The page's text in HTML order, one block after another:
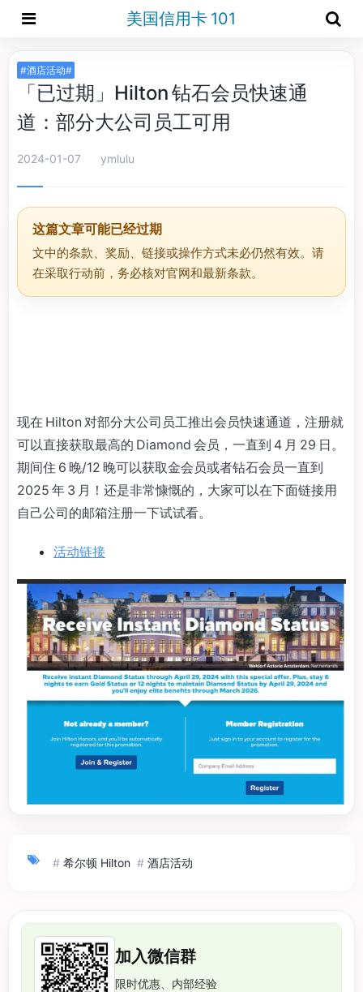
美国信用卡 101
#酒店活动#
「已过期」Hilton 钻石会员快速通
道：部分大公司员工可用
2024-01-07 ymlulu
这篇文章可能已经过期
文中的条款、奖励、链接或操作方式未必仍然有效。请
在采取行动前，务必核对官网和最新条款。
现在 Hilton 对部分大公司员工推出会员快速通道，注册就
可以直接获取最高的 Diamond 会员，一直到 4 月 29 日。
期间住 6 晚/12 晚可以获取金会员或者钻石会员一直到
2025 年 3 月！还是非常慷慨的，大家可以在下面链接用
自己公司的邮箱注册一下试试看。
活动链接
# 希尔顿 Hilton # 酒店活动
加入微信群
限时优惠、内部经验